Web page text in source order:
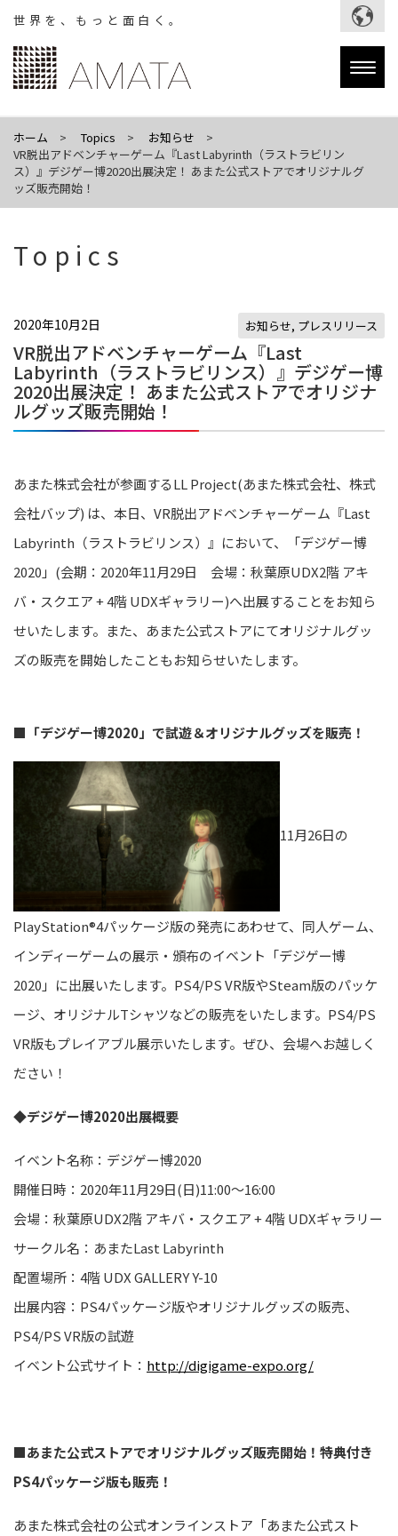
世界を、もっと面白く。
ホーム Topics
お知らせ
VR脱出アドベンチャーゲーム『Last Labyrinth（ラストラビリン
ス）』デジゲー博2020出展決定！ あまた公式ストアでオリジナルグ
ッズ販売開始！
Topics
2020年10月2日 お知らせ, プレスリリース
VR脱出アドベンチャーゲーム『Last
Labyrinth（ラストラビリンス）』デジゲー博
2020出展決定！ あまた公式ストアでオリジナ
ルグッズ販売開始！
あまた株式会社が参画するLL Project(あまた株式会社、株式
会社バップ) は、本日、VR脱出アドベンチャーゲーム『Last
Labyrinth（ラストラビリンス）』において、「デジゲー博
2020」(会期：2020年11月29日 会場：秋葉原UDX2階 アキ
バ・スクエア + 4階 UDXギャラリー)へ出展することをお知ら
せいたします。また、あまた公式ストアにてオリジナルグッ
ズの販売を開始したこともお知らせいたします。
■「デジゲー博2020」で試遊＆オリジナルグッズを販売！
11月26日の
PlayStation®4パッケージ版の発売にあわせて、同人ゲーム、
インディーゲームの展示・頒布のイベント「デジゲー博
2020」に出展いたします。PS4/PS VR版やSteam版のパッケ
ージ、オリジナルTシャツなどの販売をいたします。PS4/PS
VR版もプレイアブル展示いたします。ぜひ、会場へお越しく
ださい！
◆デジゲー博2020出展概要
イベント名称：デジゲー博2020
開催日時：2020年11月29日(日)11:00～16:00
会場：秋葉原UDX2階 アキバ・スクエア + 4階 UDXギャラリー
サークル名：あまたLast Labyrinth
配置場所：4階 UDX GALLERY Y-10
出展内容：PS4パッケージ版やオリジナルグッズの販売、
PS4/PS VR版の試遊
イベント公式サイト： http://digigame-expo.org/
■あまた公式ストアでオリジナルグッズ販売開始！特典付き
PS4パッケージ版も販売！
あまた株式会社の公式オンラインストア「あまた公式スト